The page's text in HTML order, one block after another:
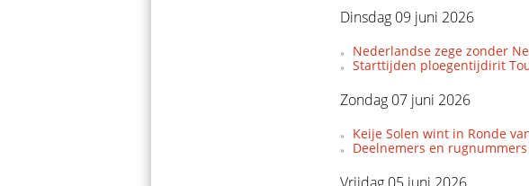
Dinsdag 09 juni 2026
Nederlandse zege zonder
Starttijden ploegentijdirit
Zondag 07 juni 2026
Keije Solen wint in Ronde
Deelnemers en